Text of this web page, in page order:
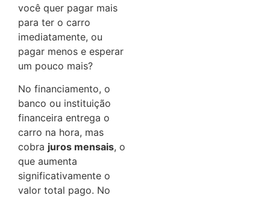
você quer pagar mais
para ter o carro
imediatamente, ou
pagar menos e esperar
um pouco mais?
No financiamento, o
banco ou instituição
financeira entrega o
carro na hora, mas
cobra juros mensais, o
que aumenta
significativamente o
valor total pago. No